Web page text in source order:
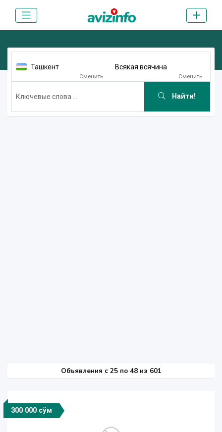
Ташкент
Сменить
Всякая всячина
Сменить
Найти!
Объявления c 25 по 48 из 601
300 000 сўм